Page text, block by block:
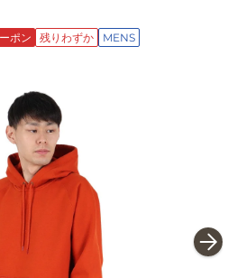
ポン 残りわずか MENS